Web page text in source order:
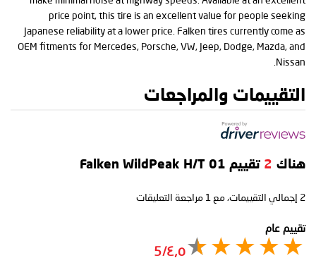
price point, this tire is an excellent value for people seeking
Japanese reliability at a lower price. Falken tires currently come as
OEM fitments for Mercedes, Porsche, VW, Jeep, Dodge, Mazda, and
Nissan.
التقييمات والمراجعات
هناك 2 تقييم Falken WildPeak H/T 01
2 إجمالي التقييمات، مع1 مراجعة التعليقات
تقييم عام
٤٫٥/5